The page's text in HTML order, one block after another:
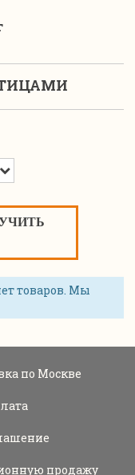
товаров. Мы
по Москве
продажу